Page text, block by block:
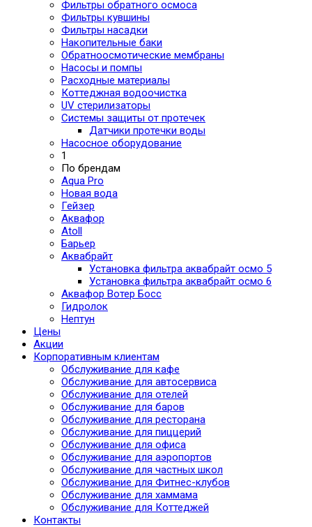
Фильтры обратного осмоса
Фильтры кувшины
Фильтры насадки
Накопительные баки
Обратноосмотические мембраны
Насосы и помпы
Расходные материалы
Коттеджная водоочистка
UV стерилизаторы
Системы защиты от протечек
Датчики протечки воды
Насосное оборудование
1
По брендам
Aqua Pro
Новая вода
Гейзер
Аквафор
Atoll
Барьер
Аквабрайт
Установка фильтра аквабрайт осмо 5
Установка фильтра аквабрайт осмо 6
Аквафор Вотер Босс
Гидролок
Нептун
Цены
Акции
Корпоративным клиентам
Обслуживание для кафе
Обслуживание для автосервиса
Обслуживание для отелей
Обслуживание для баров
Обслуживание для ресторана
Обслуживание для пиццерий
Обслуживание для офиса
Обслуживание для аэропортов
Обслуживание для частных школ
Обслуживание для Фитнес-клубов
Обслуживание для хаммама
Обслуживание для Коттеджей
Контакты